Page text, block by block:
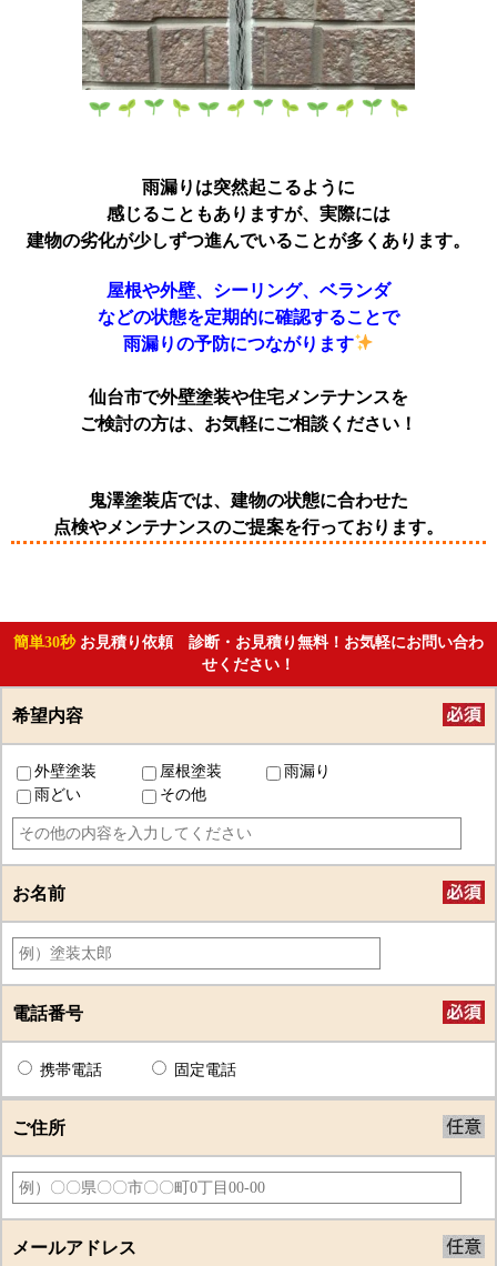
雨漏りは突然起こるように
感じることもありますが、実際には
建物の劣化が少しずつ進んでいることが多くあります。
屋根や外壁、シーリング、ベランダ
などの状態を定期的に確認することで
雨漏りの予防につながります
仙台市で外壁塗装や住宅メンテナンスを
ご検討の方は、お気軽にご相談ください！
鬼澤塗装店では、建物の状態に合わせた
点検やメンテナンスのご提案を行っております。
簡単30秒 お見積り依頼 診断・お見積り無料！お気軽にお問い合わ
せください！
希望内容
外壁塗装 屋根塗装
雨漏り
雨どい
その他
お名前
電話番号
携帯電話 固定電話
ご住所
メールアドレス